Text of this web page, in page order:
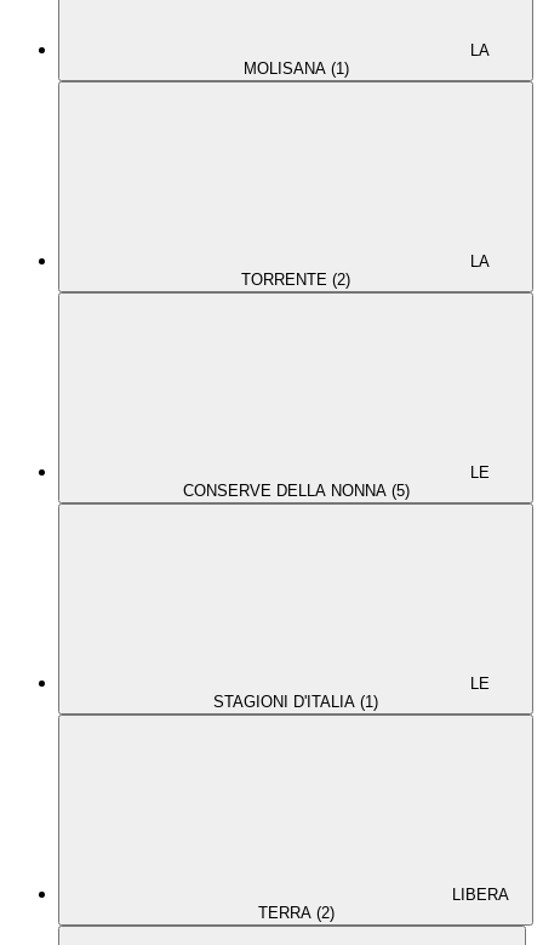
LA
MOLISANA (1)
LA
TORRENTE (2)
LE
CONSERVE DELLA NONNA (5)
LE
STAGIONI D'ITALIA (1)
LIBERA
TERRA (2)